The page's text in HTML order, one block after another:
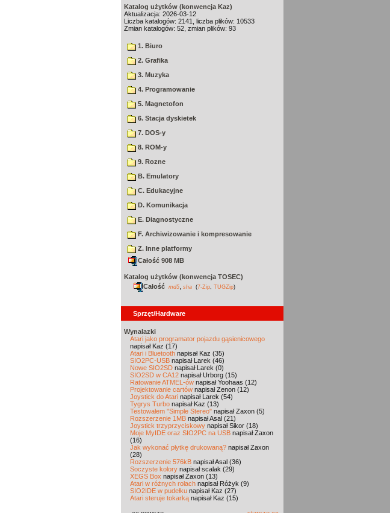
Katalog użytków (konwencja Kaz)
Aktualizacja: 2026-03-12
Liczba katalogów: 2141, liczba plików: 10533
Zmian katalogów: 52, zmian plików: 93
1. Biuro
2. Grafika
3. Muzyka
4. Programowanie
5. Magnetofon
6. Stacja dyskietek
7. DOS-y
8. ROM-y
9. Rozne
B. Emulatory
C. Edukacyjne
D. Komunikacja
E. Diagnostyczne
F. Archiwizowanie i kompresowanie
Z. Inne platformy
Całość 908 MB
Katalog użytków (konwencja TOSEC)
Całość md5 sha (7-Zip TUGZip)
Sprzęt/Hardware
Wynalazki
Atari jako programator pojazdu gąsienicowego
napisał Kaz (17)
Atari i Bluetooth napisał Kaz (35)
SIO2PC-USB napisał Larek (46)
Nowe SIO2SD napisał Larek (0)
SIO2SD w CA12 napisał Urborg (15)
Ratowanie ATMEL-ów napisał Yoohaas (12)
Projektowanie cartów napisał Zenon (12)
Joystick do Atari napisał Larek (54)
Tygrys Turbo napisał Kaz (13)
Testowałem "Simple Stereo" napisał Zaxon (5)
Rozszerzenie 1MB napisał Asal (21)
Joystick trzyprzyciskowy napisał Sikor (18)
Moje MyIDE oraz SIO2PC na USB napisał Zaxon
(16)
Jak wykonać płytkę drukowaną? napisał Zaxon
(28)
Rozszerzenie 576kB napisał Asal (36)
Soczyste kolory napisał scalak (29)
XEGS Box napisał Zaxon (13)
Atari w różnych rolach napisał Różyk (9)
SIO2IDE w pudełku napisał Kaz (27)
Atari steruje tokarką napisał Kaz (15)